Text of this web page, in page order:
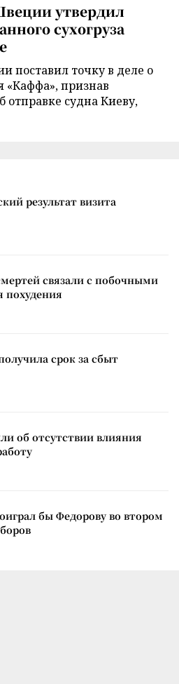
утвердил
сухогруза
поставил точку в деле о
«Каффа», признав
судна Киеву,
результат визита
связали с побочными
похудения
срок за сбыт
об отсутствии влияния
бы Федорову во втором